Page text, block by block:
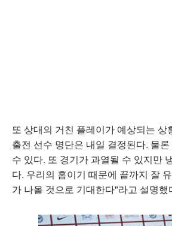
또 상대의 거친 플레이가 예상되는 상
출전 선수 명단은 내일 결정된다. 물
수 있다. 또 경기가 과열될 수 있지만
다. 우리의 홈이기 때문에 끝까지 잘
가 나올 것으로 기대한다"라고 설명했